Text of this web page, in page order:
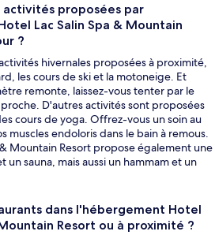
activités proposées par
Lac Salin Spa & Mountain
?
hivernales proposées à proximité,
les cours de ski et la motoneige. Et
remonte, laissez-vous tenter par le
D'autres activités sont proposées
cours de yoga. Offrez-vous un soin au
muscles endoloris dans le bain à remous.
& Mountain Resort propose également une
un sauna, mais aussi un hammam et un
dans l'hébergement Hotel
Resort ou à proximité ?